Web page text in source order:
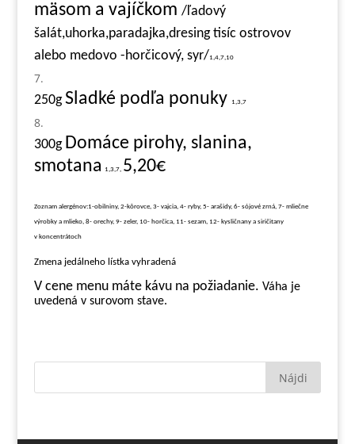
mäsom a vajíčkom /ľadový
šalát,uhorka,paradajka,dresing tisíc ostrovov
alebo medovo -horčicový, syr/1,4,7,10
250g Sladké podľa ponuky 1,3,7
300g Domáce pirohy, slanina,
smotana
1,3,7, 5,20€
Zoznam alergénov:1-obilniny, 2-kôrovce, 3- vajcia, 4- ryby, 5- arašidy, 6- sójové zrná, 7- mliečne
výrobky a mlieko, 8- orechy, 9- zeler, 10- horčica, 11- sezam, 12- kysličnany a siričitany
v koncentrátoch
Zmena jedálneho lístka vyhradená
V cene menu máte kávu na požiadanie. Váha je
uvedená v surovom stave.